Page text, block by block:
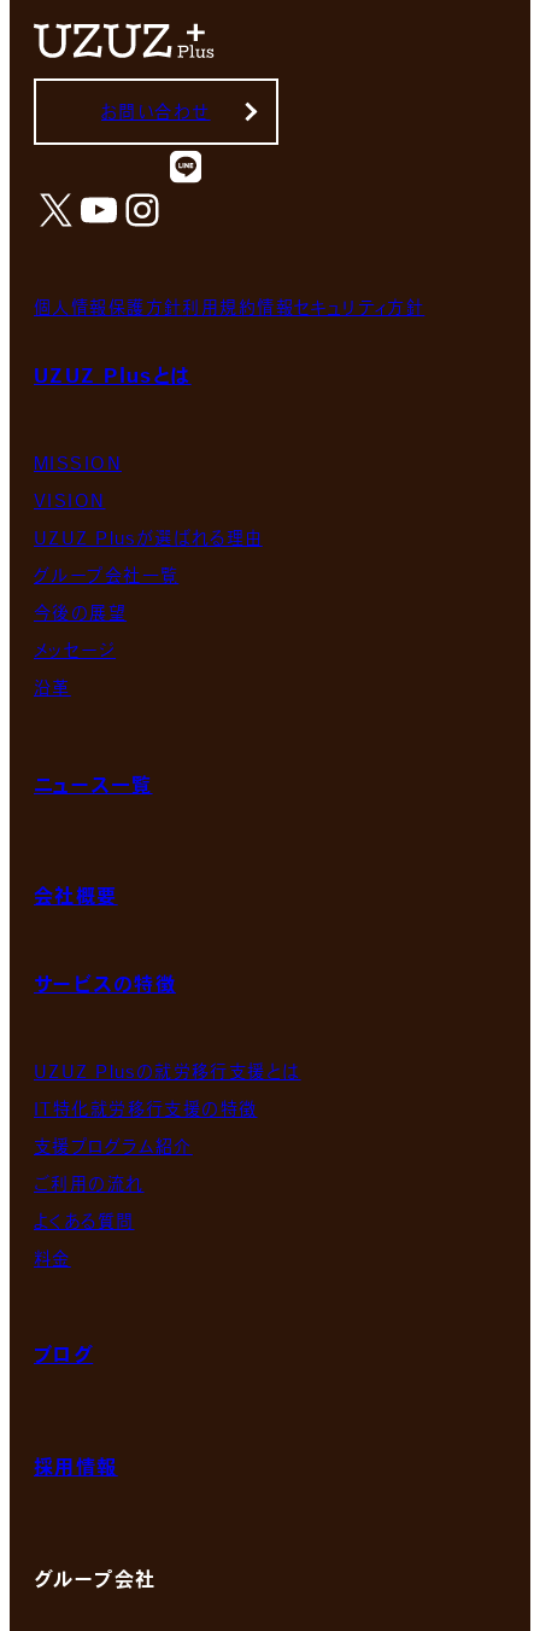
お問い合わせ
X YouTube
Instagram
個人情報保護方針利用規約情報セキュリティ方針
UZUZ Plusとは
MISSION
VISION
UZUZ Plusが選ばれる理由
グループ会社一覧
今後の展望
メッセージ
沿革
ニュース一覧
会社概要
サービスの特徴
UZUZ Plusの就労移行支援とは
IT特化就労移行支援の特徴
支援プログラム紹介
ご利用の流れ
よくある質問
料金
ブログ
採用情報
グループ会社